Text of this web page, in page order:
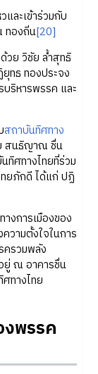
ะเข้าร่วมกับ
ทองถิ่น[20]
ย วิชัย ล้ำสุทธิ
ทธ ทองประจง
ริหารพรรค และ
สถาบันทิศทาง
สนธิญาณ ชื่น
ทิศทางไทยที่ร่วม
ยภักดี ได้แก่ ปฏิ
งการเมืองของ
วามตั้งใจในการ
ครวมพลัง
ยู่ ณ อาคารชื่น
ทางไทย
งพรรค